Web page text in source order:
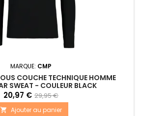
MARQUE: CMP
COUCHE TECHNIQUE HOMME
SWEAT - COULEUR BLACK
20,97 € 29,95 €
 Ajouter au panier